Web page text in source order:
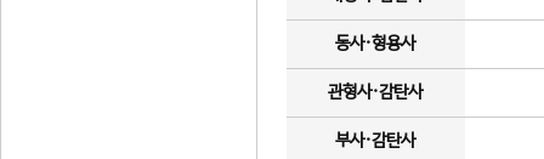
동사·형용사
관형사·감탄사
부사·감탄사